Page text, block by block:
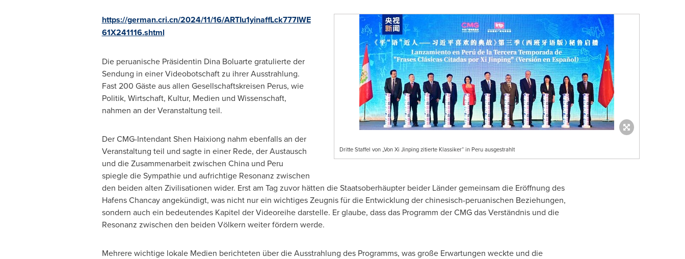
Dritte Staffel von „Von Xi Jinping zitierte Klassiker“ in Peru ausgestrahlt
https://german.cri.cn/2024/11/16/ARTIu1yinaffLck777IWE
61X241116.shtml
Die peruanische Präsidentin Dina Boluartegratulierte der
Sendung in einer Videobotschaft zu ihrer Ausstrahlung.
Fast 200 Gäste aus allen Gesellschaftskreisen Perus, wie
Politik, Wirtschaft, Kultur, Medien und Wissenschaft,
nahmen an der Veranstaltung teil.
Der CMG-Intendant Shen Haixiong nahm ebenfalls an der
Veranstaltung teil und sagte in einer Rede, der Austausch
und die Zusammenarbeit zwischen Chinaund Peru
spiegle die Sympathie und aufrichtige Resonanz zwischen
den beiden alten Zivilisationen wider. Erst am Tag zuvor hätten die Staatsoberhäupter beider Länder gemeinsam die Eröffnung des
Hafens Chancay angekündigt, was nicht nur ein wichtiges Zeugnis für die Entwicklung der chinesisch-peruanischen Beziehungen,
sondern auch ein bedeutendes Kapitel der Videoreihe darstelle. Er glaube, dass das Programm der CMG das Verständnis und die
Resonanz zwischen den beiden Völkern weiter fördern werde.
Mehrere wichtige lokale Medien berichteten über die Ausstrahlung des Programms, was große Erwartungen weckte und die